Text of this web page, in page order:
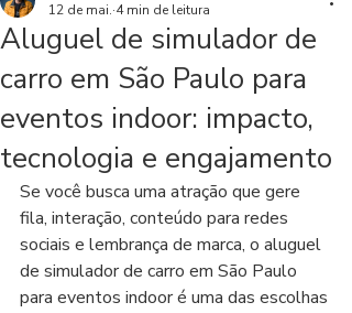
Aluguel de simulador de
carro em São Paulo para
eventos indoor: impacto,
tecnologia e engajamento
12 de mai. 4 min de leitura
Se você busca uma atração que gere
fila, interação, conteúdo para redes
sociais e lembrança de marca, o aluguel
de simulador de carro em São Paulo
para eventos indoor é uma das escolhas